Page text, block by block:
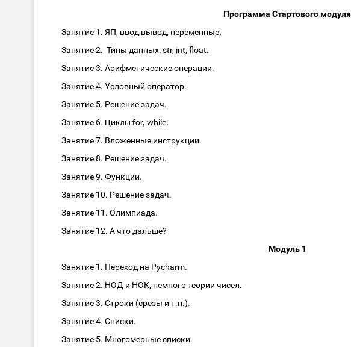
Программа Стартового модуля
Занятие 1. ЯП, ввод,вывод, переменные.
Занятие 2. Типы данных: str, int, float.
Занятие 3. Арифметические операции.
Занятие 4. Условный оператор.
Занятие 5. Решение задач.
Занятие 6. Циклы for, while.
Занятие 7. Вложенные инструкции.
Занятие 8. Решение задач.
Занятие 9. Функции.
Занятие 10. Решение задач.
Занятие 11. Олимпиада.
Занятие 12. А что дальше?
Модуль 1
Занятие 1. Переход на Pycharm.
Занятие 2. НОД и НОК, немного теории чисел.
Занятие 3. Строки (срезы и т.п.).
Занятие 4. Списки.
Занятие 5. Многомерные списки.